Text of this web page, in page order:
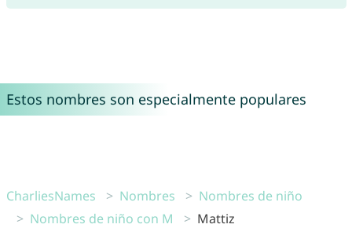
Estos nombres son especialmente populares
CharliesNames Nombres
Nombres de niño
Nombres de niño con M
Mattiz